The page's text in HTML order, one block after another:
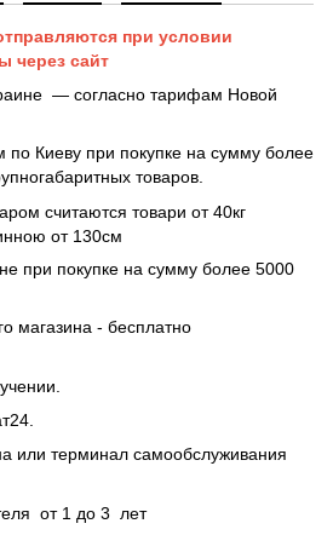
при условии
через сайт
— согласно тарифам Новой
по Киеву при покупке на сумму более
товаров.
считаются товари от 40кг
от 130см
при покупке на сумму более 5000
магазина - бесплатно
или терминал самообслуживания
от 1 до 3 лет